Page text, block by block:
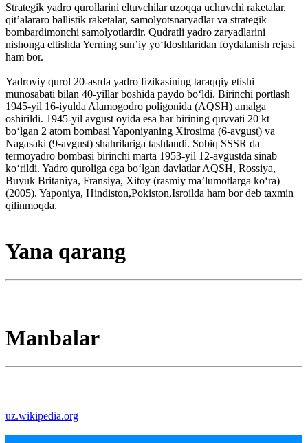
Strategik yadro qurollarini eltuvchilar uzoqqa uchuvchi raketalar,
qitʼalararo ballistik raketalar, samolyotsnaryadlar va strategik
bombardimonchi samolyotlardir. Qudratli yadro zaryadlarini
nishonga eltishda Yerning sunʼiy yoʻldoshlaridan foydalanish rejasi
ham bor.
Yadroviy qurol 20-asrda yadro fizikasining taraqqiy etishi
munosabati bilan 40-yillar boshida paydo boʻldi. Birinchi portlash
1945-yil 16-iyulda Alamogodro poligonida (AQSH) amalga
oshirildi. 1945-yil avgust oyida esa har birining quvvati 20 kt
boʻlgan 2 atom bombasi Yaponiyaning Xirosima (6-avgust) va
Nagasaki (9-avgust) shahrilariga tashlandi. Sobiq SSSR da
termoyadro bombasi birinchi marta 1953-yil 12-avgustda sinab
koʻrildi. Yadro quroliga ega boʻlgan davlatlar AQSH, Rossiya,
Buyuk Britaniya, Fransiya, Xitoy (rasmiy maʼlumotlarga koʻra)
(2005). Yaponiya, Hindiston,Pokiston,Isroilda ham bor deb taxmin
qilinmoqda.
Yana qarang
Manbalar
uz.wikipedia.org